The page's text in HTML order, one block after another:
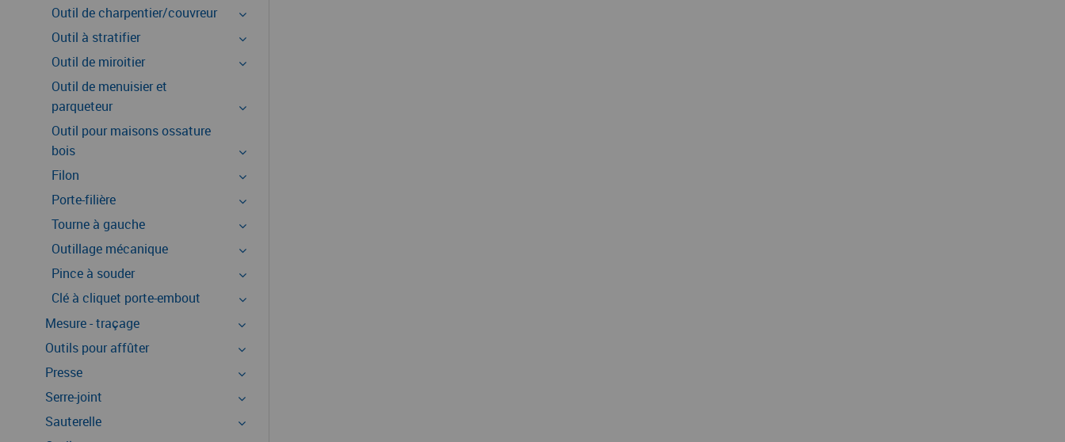
Outil de charpentier/couvreur
Outil à stratifier
Outil de miroitier
Outil de menuisier et
parqueteur
Outil pour maisons ossature
bois
Filon
Porte-filière
Tourne à gauche
Outillage mécanique
Pince à souder
Clé à cliquet porte-embout
Mesure - traçage
Outils pour affûter
Presse
Serre-joint
Sauterelle